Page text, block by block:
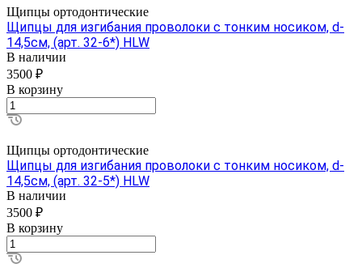
Щипцы ортодонтические
Щипцы для изгибания проволоки с тонким носиком, d-
14,5см, (арт. 32-6*) HLW
В наличии
3500 ₽
В корзину
Щипцы ортодонтические
Щипцы для изгибания проволоки с тонким носиком, d-
14,5см, (арт. 32-5*) HLW
В наличии
3500 ₽
В корзину